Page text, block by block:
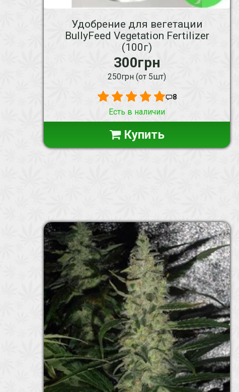
Удобрение для вегетации
BullyFeed Vegetation Fertilizer
(100г)
300грн
250грн (от 5шт)
8
Есть в наличии
Купить